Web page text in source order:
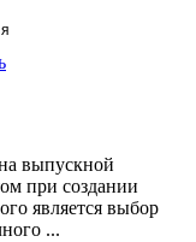
выпускной
при создании
является выбор
...